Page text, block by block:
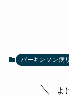
パーキンソン病
よ